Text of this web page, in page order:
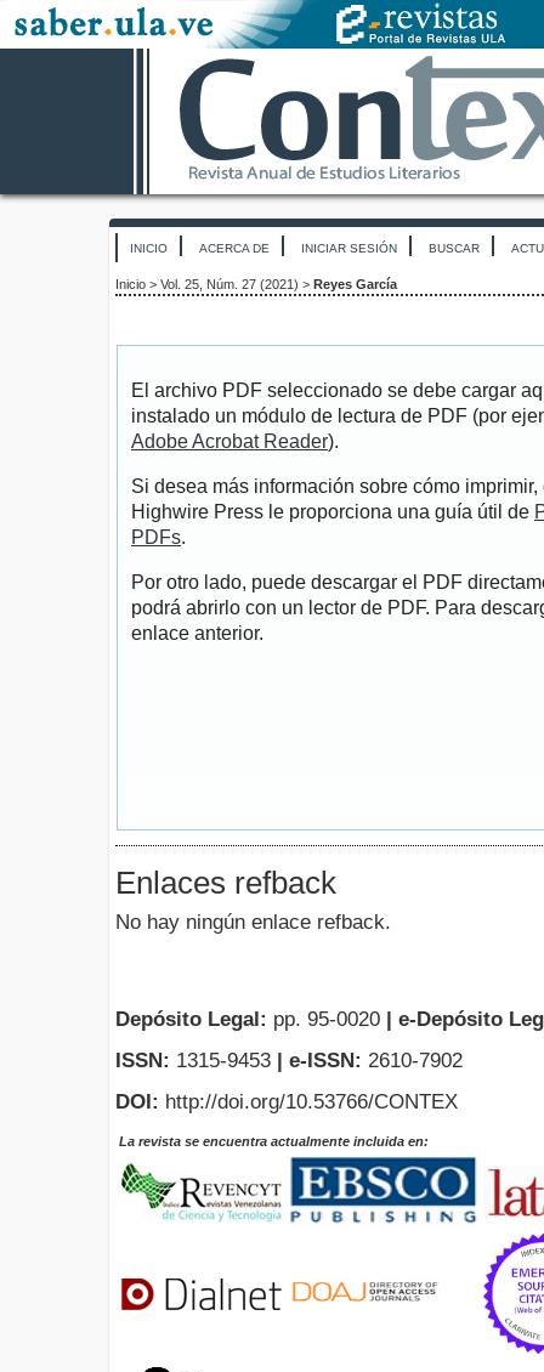
INICIO ACERCA DE INICIAR SESIÓN BUSCAR
Inicio > Vol. 25, Núm. 27 (2021) > Reyes García
El archivo PDF seleccionado se debe cargar
instalado un módulo de lectura de PDF (por
Adobe Acrobat Reader).
Si desea más información sobre cómo
Highwire Press le proporciona una guía útil de
PDFs.
Por otro lado, puede descargar el PDF
podrá abrirlo con un lector de PDF. Para
enlace anterior.
Enlaces refback
No hay ningún enlace refback.
Depósito Legal: pp. 95-0020 | e-Depósito
ISSN: 1315-9453 | e-ISSN: 2610-7902
DOI: http://doi.org/10.53766/CONTEX
La revista se encuentra actualmente incluida en: